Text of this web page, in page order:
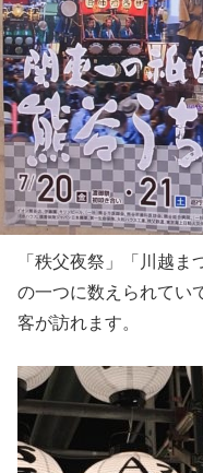
「秩父夜祭」「川越
の一つに数えられてい
客が訪れます。